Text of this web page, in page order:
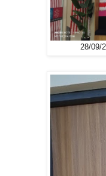
28/09/